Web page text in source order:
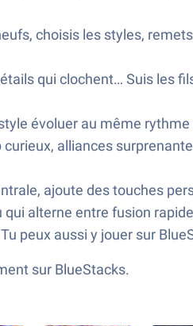
choisis les styles,
qui clochent… Suis les
évoluer au même
alliances
ajoute des touches
alterne entre fusion
peux aussi y jouer sur
sur BlueStacks.